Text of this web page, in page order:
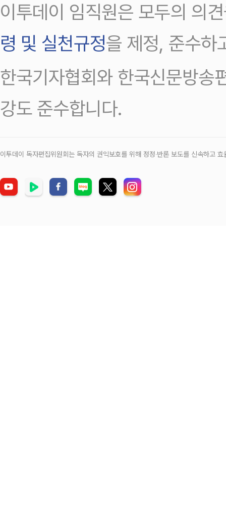
이투데이 임직원은 모두의 의
령 및 실천규정을 제정, 준수하
한국기자협회와 한국신문방송
강도 준수합니다.
이투데이 독자편집위원회는 독자의 권익보호를 위해 정정‧반론 보도를 신속하고